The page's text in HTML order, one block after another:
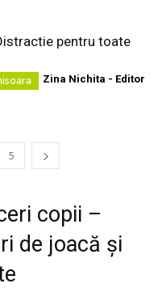
pentru toate
Zina Nichita - Editor
5
copii –
de joacă și